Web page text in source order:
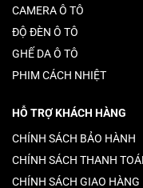
CAMERA Ô TÔ
ĐỘ ĐÈN Ô TÔ
GHẾ DA Ô TÔ
PHIM CÁCH NHIỆT
HỖ TRỢ KHÁCH HÀNG
CHÍNH SÁCH BẢO HÀNH
CHÍNH SÁCH THANH
CHÍNH SÁCH GIAO HÀNG